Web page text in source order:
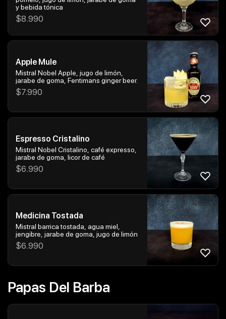
y bebida tónica
$8.990
Apple Mule
Mistral Nobel Apple, jugo de limón,
jarabe de goma, Fentimans ginger beer.
$7.990
Espresso Cristalino
Mistral Nobel Cristalino, café expresso,
jarabe de goma, licor de café
$6.990
Medicina Tostada
Mistral barrica tostada, agua miel,
jengibre, jarabe de goma, jugo de limón
$6.990
Papas Del Barba